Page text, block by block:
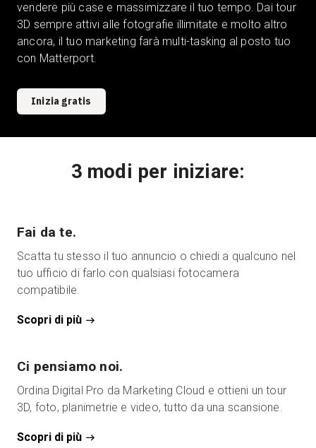
vendere più case e massimizzare il tuo tempo. Dai tour
3D sempre attivi alle fotografie illimitate e molto altro
ancora, il tuo marketing farà multi-tasking al posto tuo
con Matterport.
Inizia gratis
3 modi per iniziare:
Fai da te.
Scatta tu stesso il tuo annuncio o chiedi a qualcuno nel
tuo ufficio di farlo con qualsiasi fotocamera
compatibile.
Scopri di più
Ci pensiamo noi.
Ordina Digital Pro da Marketing Cloud e ottieni un tour
3D, foto, planimetrie e video, tutto da una scansione.
Scopri di più